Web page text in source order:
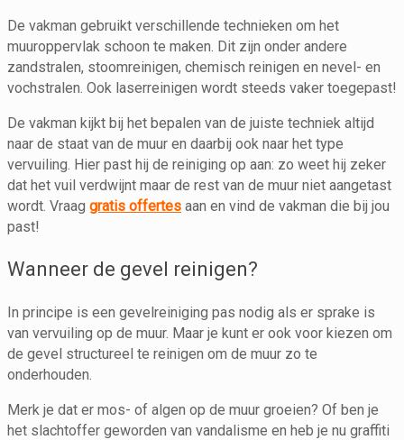
De vakman gebruikt verschillende technieken om het
muuroppervlak schoon te maken. Dit zijn onder andere
zandstralen, stoomreinigen, chemisch reinigen en nevel- en
vochstralen. Ook laserreinigen wordt steeds vaker toegepast!
De vakman kijkt bij het bepalen van de juiste techniek altijd
naar de staat van de muur en daarbij ook naar het type
vervuiling. Hier past hij de reiniging op aan: zo weet hij zeker
dat het vuil verdwijnt maar de rest van de muur niet aangetast
wordt. Vraag gratis offertes aan en vind de vakman die bij jou
past!
Wanneer de gevel reinigen?
In principe is een gevelreiniging pas nodig als er sprake is
van vervuiling op de muur. Maar je kunt er ook voor kiezen om
de gevel structureel te reinigen om de muur zo te
onderhouden.
Merk je dat er mos- of algen op de muur groeien? Of ben je
het slachtoffer geworden van vandalisme en heb je nu graffiti